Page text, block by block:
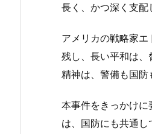
長く、かつ深く支配
アメリカの戦略家
残し、長い平和は
精神は、警備も国防
本事件をきっかけ
は、国防にも共通